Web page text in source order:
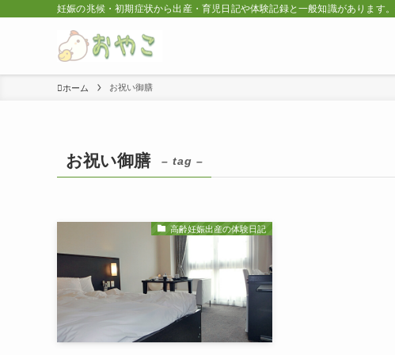
妊娠の兆候・初期症状から出産・育児日記や体験記録と一般知識があります
ホーム お祝い御膳
お祝い御膳 – tag –
高齢妊娠出産の体験日記